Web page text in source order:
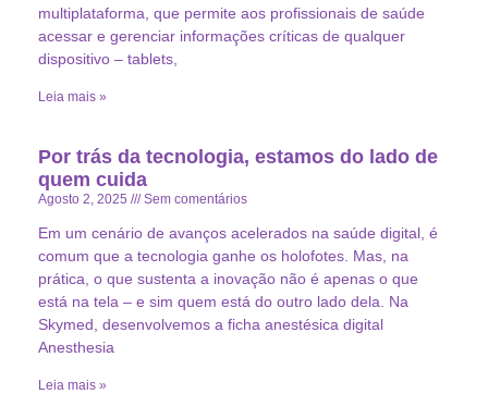
multiplataforma, que permite aos profissionais de saúde
acessar e gerenciar informações críticas de qualquer
dispositivo – tablets,
Leia mais »
Por trás da tecnologia, estamos do lado de
quem cuida
Agosto 2, 2025 Sem comentários
Em um cenário de avanços acelerados na saúde digital, é
comum que a tecnologia ganhe os holofotes. Mas, na
prática, o que sustenta a inovação não é apenas o que
está na tela – e sim quem está do outro lado dela. Na
Skymed, desenvolvemos a ficha anestésica digital
Anesthesia
Leia mais »